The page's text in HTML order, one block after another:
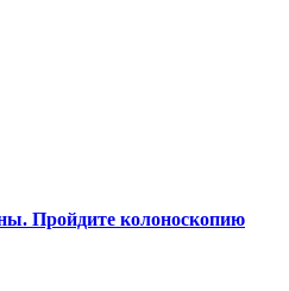
Пройдите колоноскопию